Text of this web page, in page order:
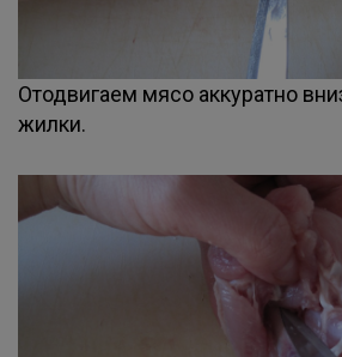
Отодвигаем мясо аккуратно
жилки.